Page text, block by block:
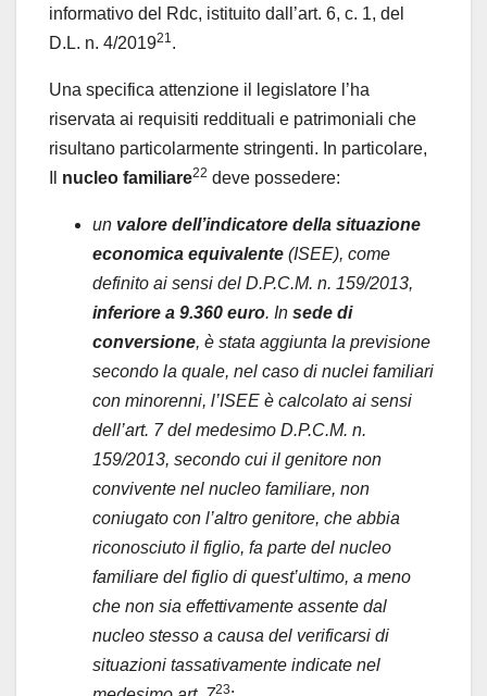
informativo del Rdc, istituito dall’art. 6, c. 1, del
D.L. n. 4/201921.
Una specifica attenzione il legislatore l’ha
riservata ai requisiti reddituali e patrimoniali che
risultano particolarmente stringenti. In particolare,
nucleo familiare22 deve possedere:
un valore dell’indicatore della situazione
economica equivalente (ISEE), come
definito ai sensi del D.P.C.M. n. 159/2013,
inferiore a 9.360 euro. In sede di
conversione, è stata aggiunta la previsione
secondo la quale, nel caso di nuclei familiari
con minorenni, l’ISEE è calcolato ai sensi
dell’art. 7 del medesimo D.P.C.M. n.
159/2013, secondo cui il genitore non
convivente nel nucleo familiare, non
coniugato con l’altro genitore, che abbia
riconosciuto il figlio, fa parte del nucleo
familiare del figlio di quest’ultimo, a meno
che non sia effettivamente assente dal
nucleo stesso a causa del verificarsi di
situazioni tassativamente indicate nel
23